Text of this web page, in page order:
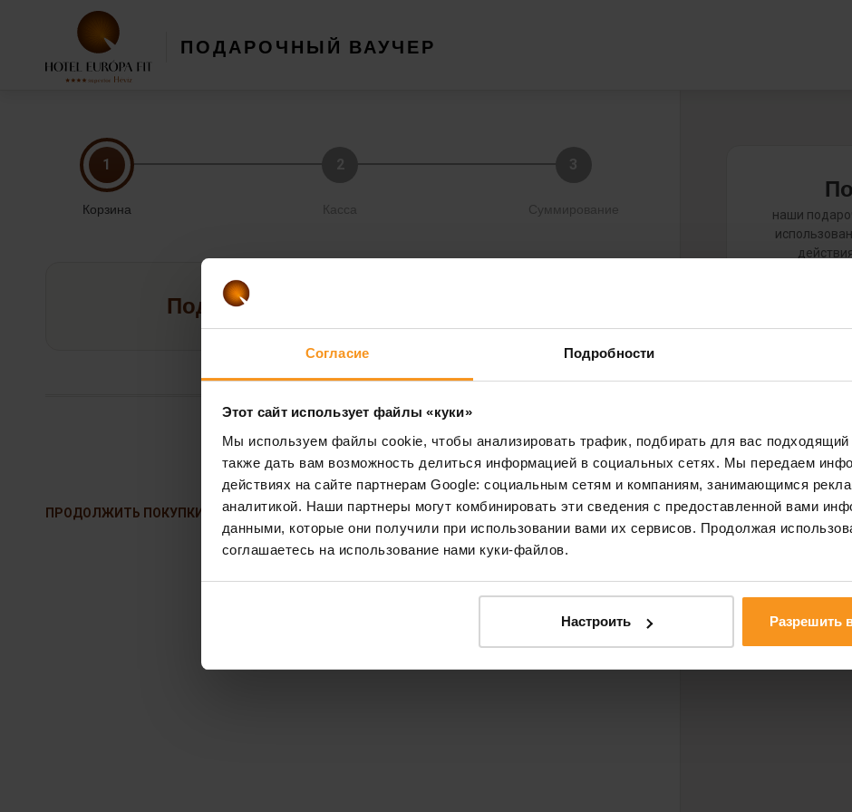
Согласие Подробности
Этот сайт использует файлы «куки»
Мы используем файлы cookie, чтобы анализировать трафик, подбирать для вас подходящий
также дать вам возможность делиться информацией в социальных сетях. Мы передаем
действиях на сайте партнерам Google: социальным сетям и компаниям, занимающимся
аналитикой. Наши партнеры могут комбинировать эти сведения с предоставленной вами
данными, которые они получили при использовании вами их сервисов. Продолжая
соглашаетесь на использование нами куки-файлов.
Настроить Разрешить
ПОДАРОЧНЫЙ ВАУЧЕР
1
Корзина
2
Касса
3
Суммирование
Подарочные ваучеры в корзине
Стоимость доставки€ 0.00
ПРОДОЛЖИТЬ ПОКУПКИ
наши
Ваучеры
после